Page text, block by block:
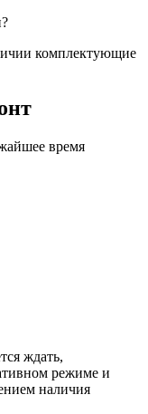
комплектующие
время
ждать,
режиме и
наличия